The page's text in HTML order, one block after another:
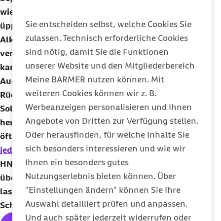
Sie entscheiden selbst, welche Cookies Sie
zulassen. Technisch erforderliche Cookies
sind nötig, damit Sie die Funktionen
unserer Website und den Mitgliederbereich
Meine BARMER nutzen können. Mit
weiteren Cookies können wir z. B.
Werbeanzeigen personalisieren und Ihnen
Angebote von Dritten zur Verfügung stellen.
Oder herausfinden, für welche Inhalte Sie
sich besonders interessieren und wie wir
Ihnen ein besonders gutes
Nutzungserlebnis bieten können. Über
"Einstellungen ändern" können Sie Ihre
Auswahl detailliert prüfen und anpassen.
Und auch später jederzeit widerrufen oder
wie Übergewicht, eine Erkältung oder abendliche
üppige Mahlzeiten sowie ein übermäßiger
Alkoholkonsum können das Geräusch
verstärken. Wenn die Ursachen erkennbar sind,
kann eine erlösende Abhilfe geschaffen werden.
Auch die Verlagerung der Schlafposition von dem
Rücken auf die Seite kann eine Wirkung zeigen.
Sollten diese Maßnahmen keine Verbesserung
hervorrufen, oder der Atem beim Schnarchen
öfters für mehrere Sekunden aussetzen, ist esin
jedem Fall ratsam, dass sich Betroffene von einer
HNO
-Ärztin oder einemHNO-Arzt ausführlich
über Behandlungsmöglichkeiten informieren
lassen und eine gefährliche
Schlafapnoe ausschließen.